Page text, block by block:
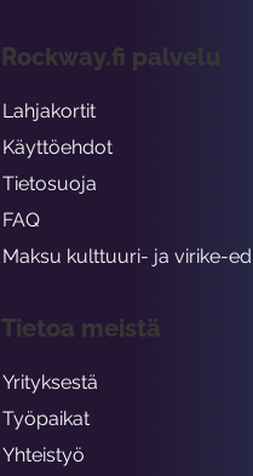
Rockway.fi palvelu
Lahjakortit
Käyttöehdot
Tietosuoja
FAQ
Maksu kulttuuri- ja virike-
Tietoa meistä
Yrityksestä
Työpaikat
Yhteistyö